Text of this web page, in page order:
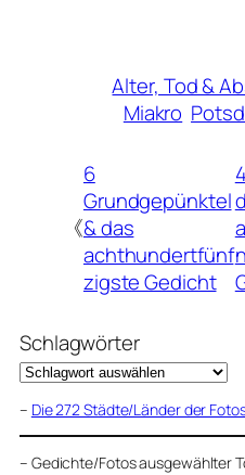
Alter, Tod &
Miakro
《
6
Grundgepünktel
& das
achthundertfünf
zigste Gedicht
Schlagwörter
– Die 272 Städte/Länder der
– Gedichte/Fotos ausgewählter